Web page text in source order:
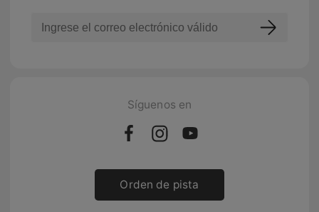
Síguenos en
Orden de pista